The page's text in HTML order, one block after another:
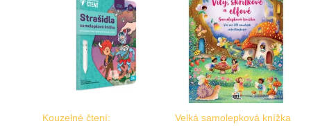
Kouzelné čtení:
Velká samolepková knížka